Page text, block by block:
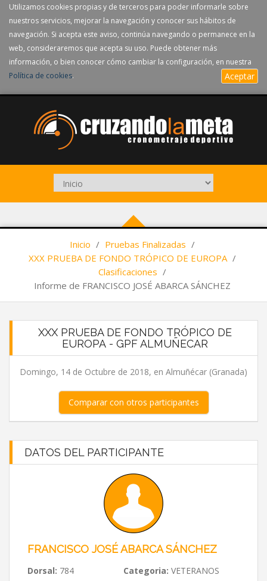
Utilizamos cookies propias y de terceros para poder informarle sobre
nuestros servicios, mejorar la navegación y conocer sus hábitos de
navegación. Si acepta este aviso, continúa navegando o permanece en la
web, consideraremos que acepta su uso. Puede obtener más
información, o bien conocer cómo cambiar la configuración, en nuestra
Política de cookies. Aceptar
Inicio / Pruebas Finalizadas /
XXX PRUEBA DE FONDO TRÓPICO DE EUROPA /
Clasificaciones /
Informe de FRANCISCO JOSÉ ABARCA SÁNCHEZ
XXX PRUEBA DE FONDO TRÓPICO DE
EUROPA - GPF ALMUÑECAR
Domingo, 14 de Octubre de 2018, en Almuñécar (Granada)
Comparar con otros participantes
DATOS DEL PARTICIPANTE
FRANCISCO JOSÉ ABARCA SÁNCHEZ
Dorsal: 784 Categoria: VETERANOS